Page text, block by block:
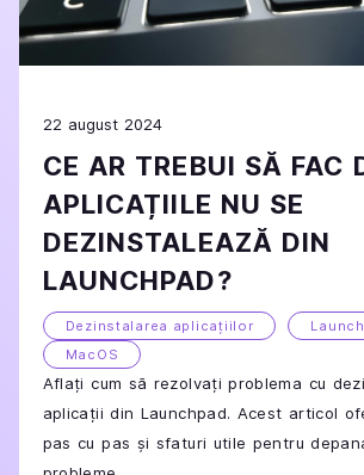
22 august 2024
CE AR TREBUI SĂ FAC
APLICAȚIILE NU SE
DEZINSTALEAZĂ DIN
LAUNCHPAD?
Dezinstalarea aplicațiilor
MacOS
Aflați cum să rezolvați problema cu
aplicații din Launchpad. Acest articol
pas cu pas și sfaturi utile pentru